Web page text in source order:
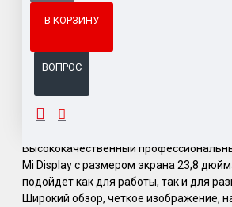
В КОРЗИНУ
ВОПРОС
ОПИСАНИЕ
Высококачественный
Mi Display с размером экрана 23,8
подойдет как для работы, так и для
Широкий обзор, четкое изображение,